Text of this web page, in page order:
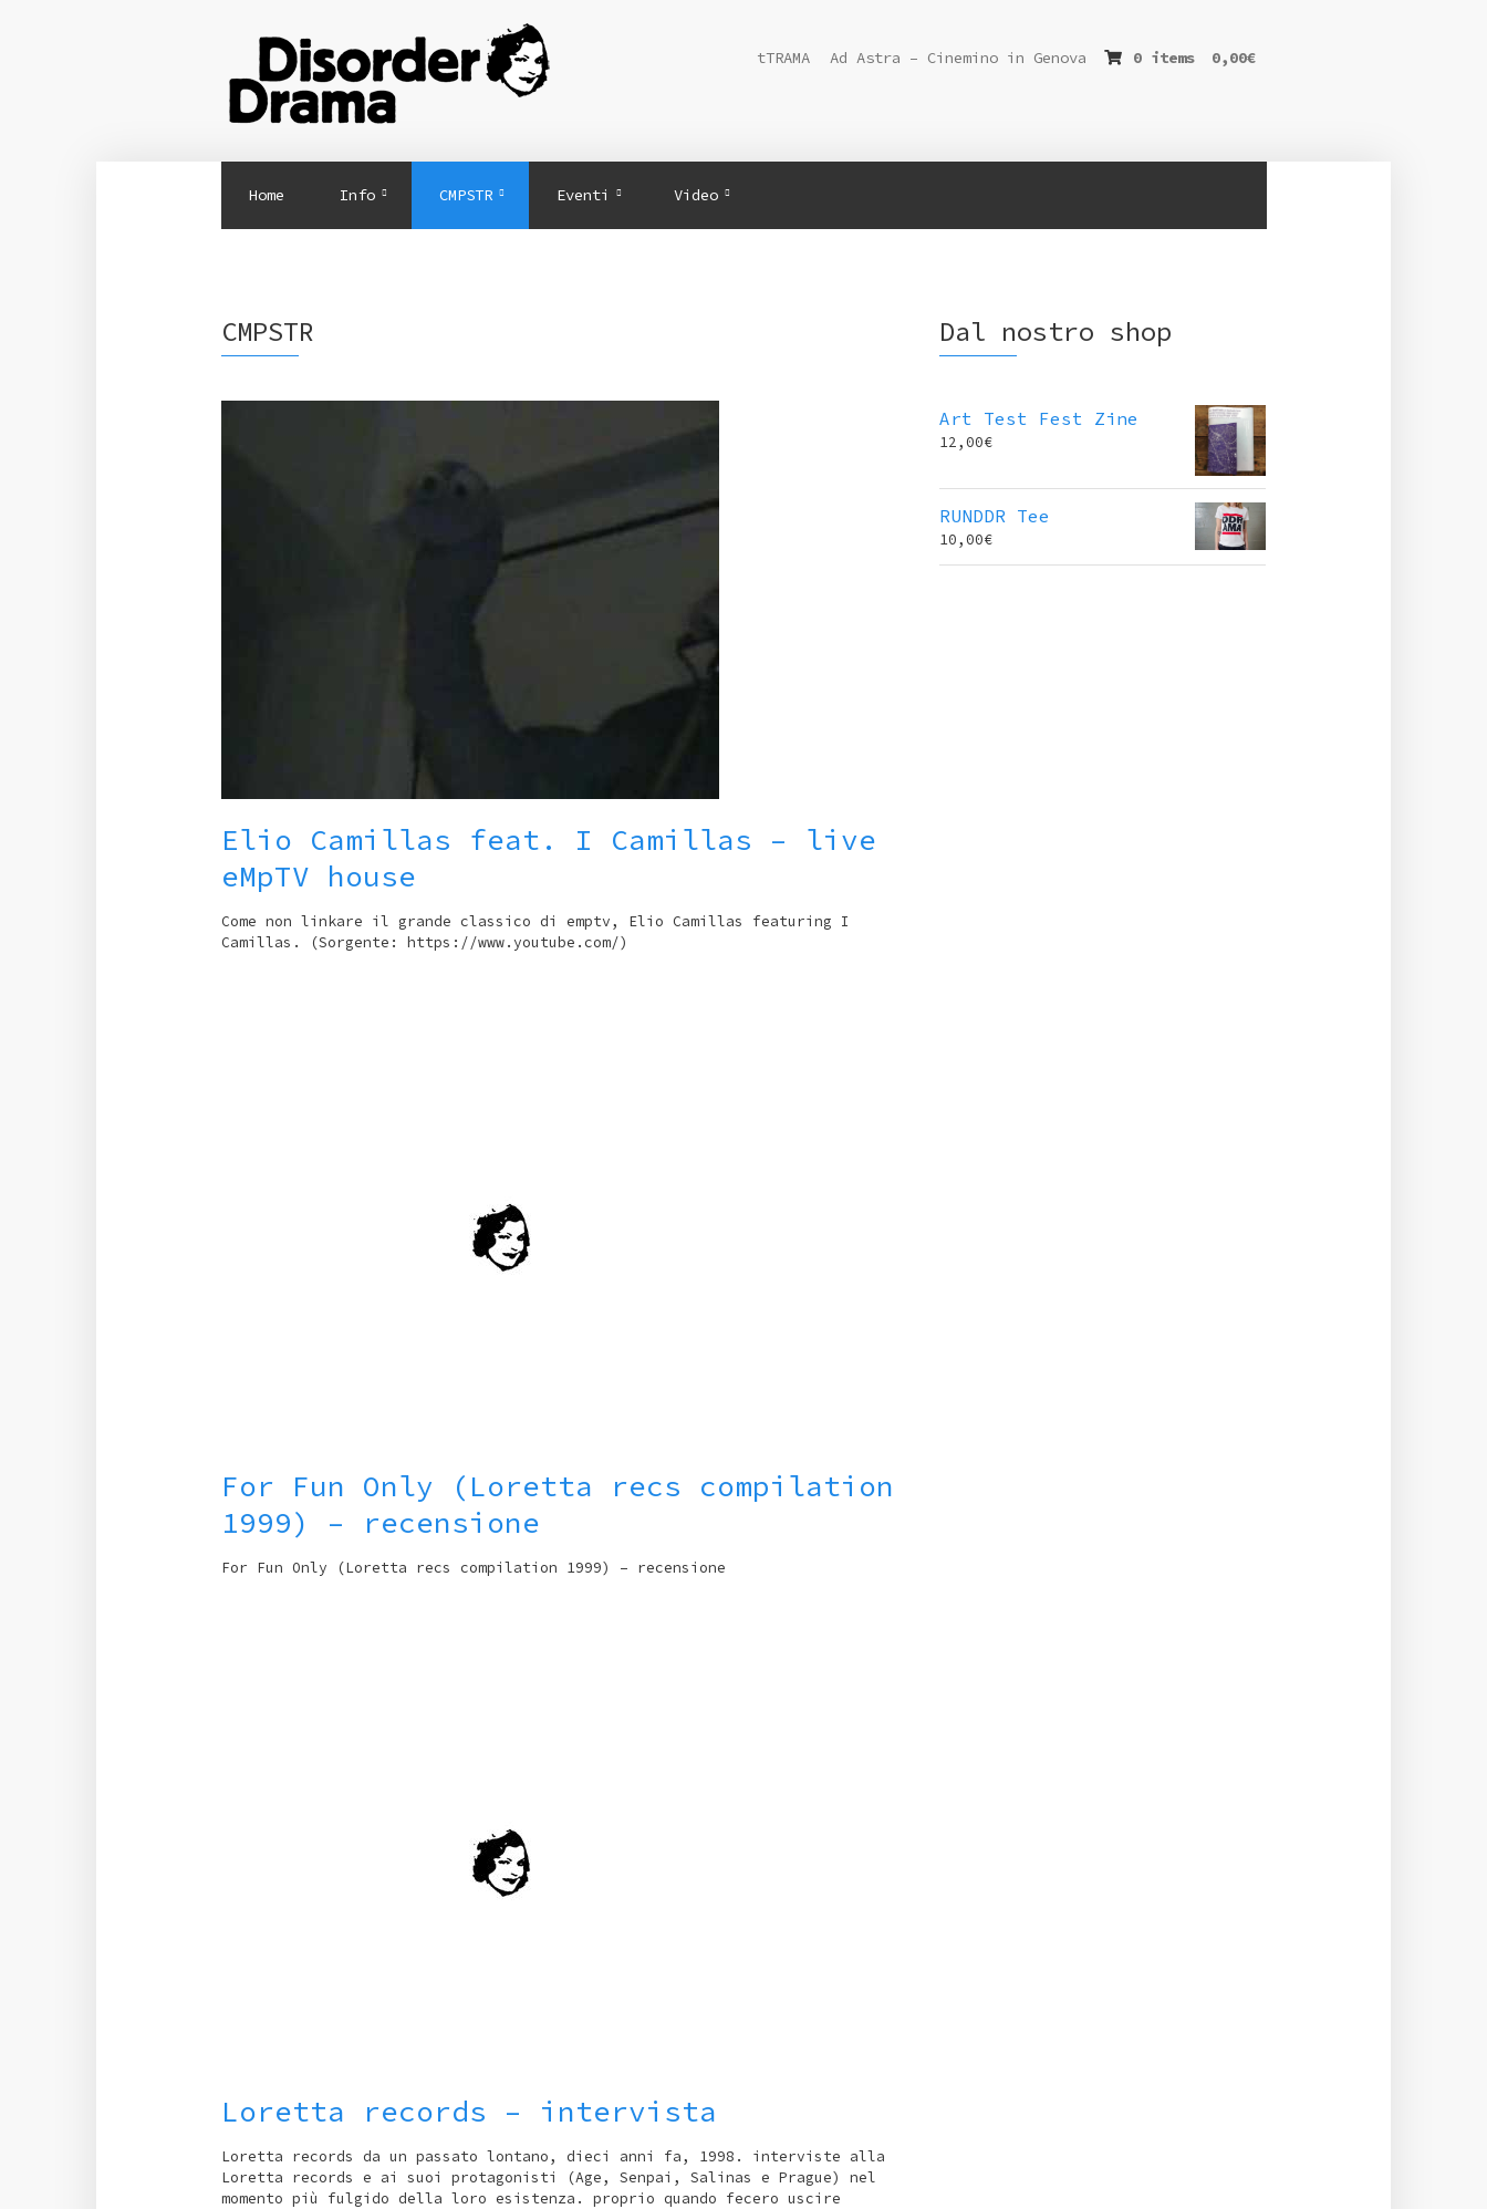
tTRAMA Ad Astra – Cinemino in Genova 0 items 0,00€
Home Info CMPSTR Eventi Video
CMPSTR
Elio Camillas feat. I Camillas – live
eMpTV house
Come non linkare il grande classico di emptv, Elio Camillas featuring I
Camillas. (Sorgente: https://www.youtube.com/)
For Fun Only (Loretta recs compilation
1999) – recensione
For Fun Only (Loretta recs compilation 1999) – recensione
Loretta records – intervista
Loretta records da un passato lontano, dieci anni fa, 1998. interviste alla
Loretta records e ai suoi protagonisti (Age, Senpai, Salinas e Prague) nel
momento più fulgido della loro esistenza. proprio quando fecero uscire
Dal nostro shop
Art Test Fest Zine
12,00€
RUNDDR Tee
10,00€